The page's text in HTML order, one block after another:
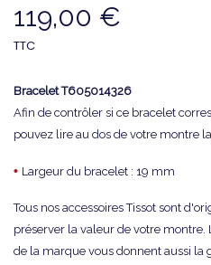
119,00 €
TTC
BraceletT605014326
Afin de contrôler si ce bracelet
pouvez lire au dos de votre montre
• Largeur du bracelet : 19 mm
Tous nos accessoires Tissot sont
préserver la valeur de votre
de la marque vous donnent aussi la